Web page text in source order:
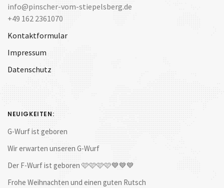
info@pinscher-vom-stiepelsberg.de
+49 162 2361070
Kontaktformular
Impressum
Datenschutz
NEUIGKEITEN:
G-Wurf ist geboren
Wir erwarten unseren G-Wurf
Der F-Wurf ist geboren 🩷🩷🩷🩷💙💙💙
Frohe Weihnachten und einen guten Rutsch